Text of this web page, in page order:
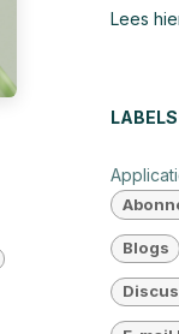
Lees
LABELS
Blogs